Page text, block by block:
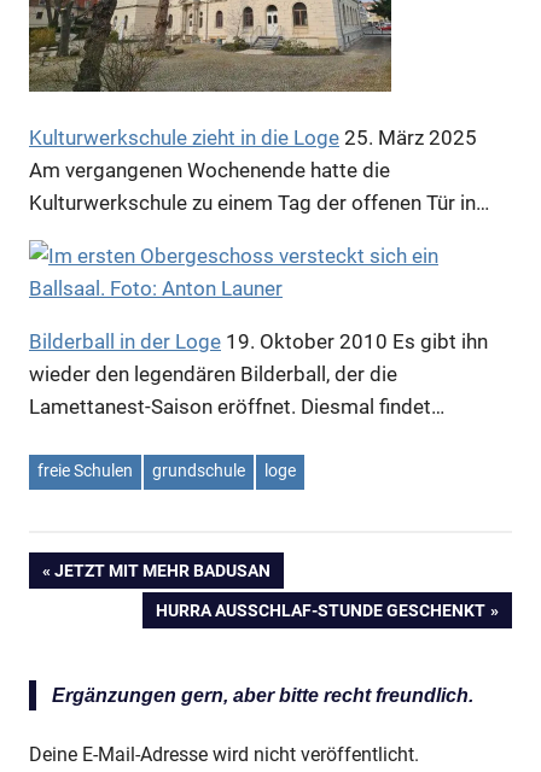
Anzeige
Kulturwerkschule zieht in die Loge 25. März 2025
Am vergangenen Wochenende hatte die
Kulturwerkschule zu einem Tag der offenen Tür in…
Bilderball in der Loge 19. Oktober 2010 Es gibt ihn
wieder den legendären Bilderball, der die
Lamettanest-Saison eröffnet. Diesmal findet…
freie Schulen grundschule loge
Beitragsnavigation
VORHERIGER
JETZT MIT MEHR BADUSAN
NÄCHSTER
HURRA AUSSCHLAF-STUNDE GESCHENKT
Ergänzungen gern, aber bitte recht freundlich.
Deine E-Mail-Adresse wird nicht veröffentlicht.